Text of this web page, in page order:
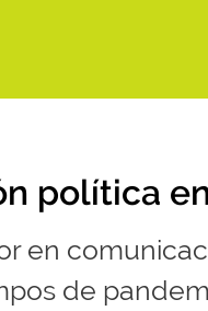
política
en
de